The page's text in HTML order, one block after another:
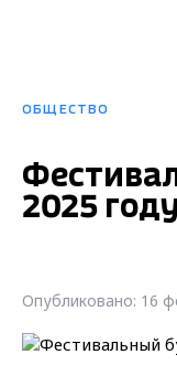
ОБЩЕСТВО
2025
Опубликовано: 16